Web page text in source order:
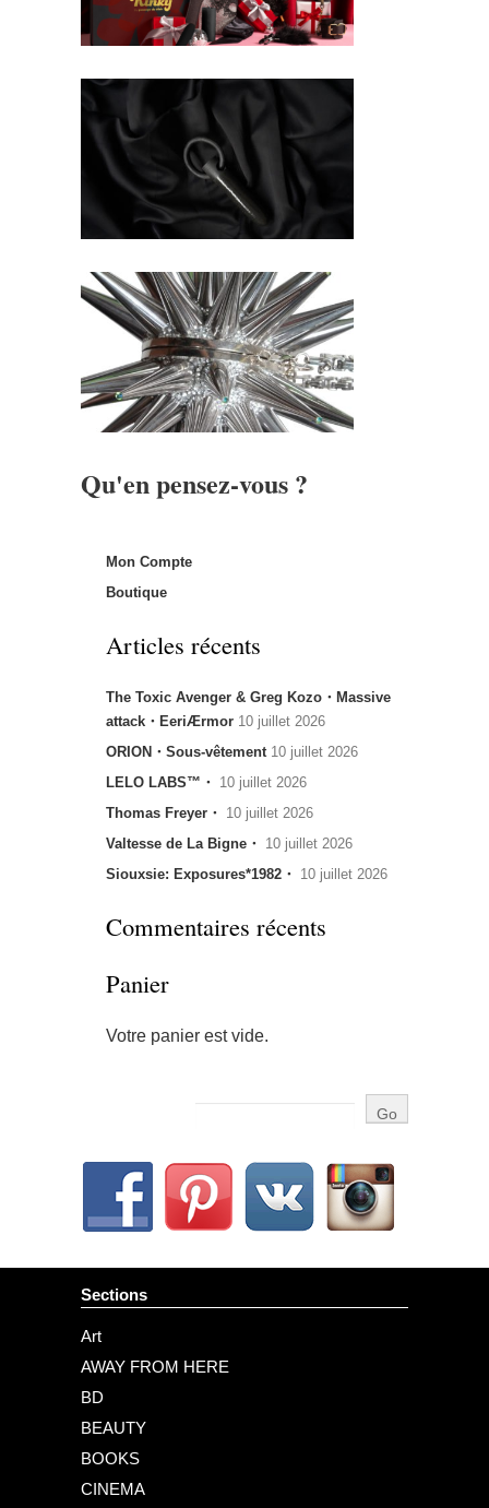
Qu'en pensez-vous ?
Mon Compte
Boutique
Articles récents
The Toxic Avenger & Greg Kozo・Massive
attack・EeriÆrmor 10 juillet 2026
ORION・Sous-vêtement 10 juillet 2026
LELO LABS™・ 10 juillet 2026
Thomas Freyer・ 10 juillet 2026
Valtesse de La Bigne・ 10 juillet 2026
Siouxsie: Exposures*1982・ 10 juillet 2026
Commentaires récents
Panier
Votre panier est vide.
Sections
Art
AWAY FROM HERE
BD
BEAUTY
BOOKS
CINEMA